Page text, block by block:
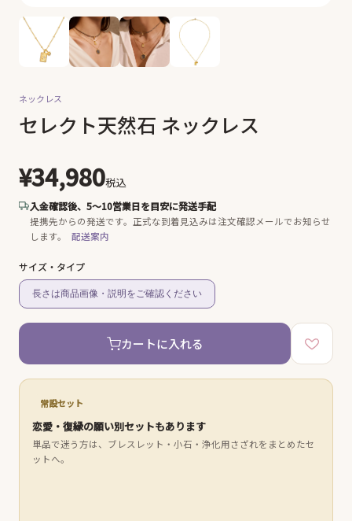
ネックレス
セレクト天然石 ネックレス
¥34,980税込
入金確認後、5〜10営業日を目安に発送手配
提携先からの発送です。 正式な到着見込みは注文確認メールでお知らせ
します。
配送案内
サイズ・タイプ
長さは商品画像・説明をご確認ください
カートに入れる
常設セット
恋愛・復縁の願い別セットもあります
単品で迷う方は、ブレスレット・小石・浄化用さざれをまとめたセ
ットへ。